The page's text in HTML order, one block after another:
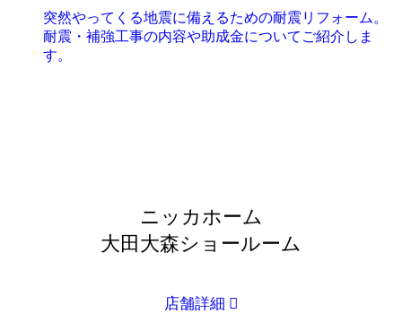
突然やってくる地震に備えるための耐震リフォーム。
耐震・補強工事の内容や助成金についてご紹介しま
す。
ニッカホーム
大田大森ショールーム
店舗詳細